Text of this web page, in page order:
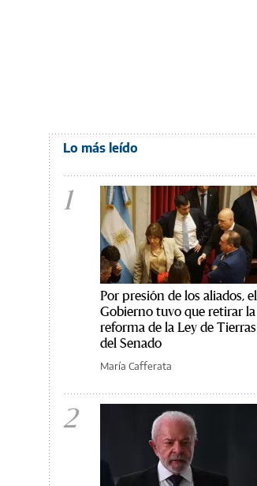
Lo más leído
1
Por presión de los aliados, el
Gobierno tuvo que retirar la
reforma de la Ley de Tierras
del Senado
María Cafferata
2